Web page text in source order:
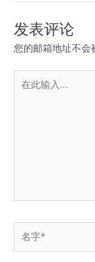
发表评论
您的邮箱地址不会
字